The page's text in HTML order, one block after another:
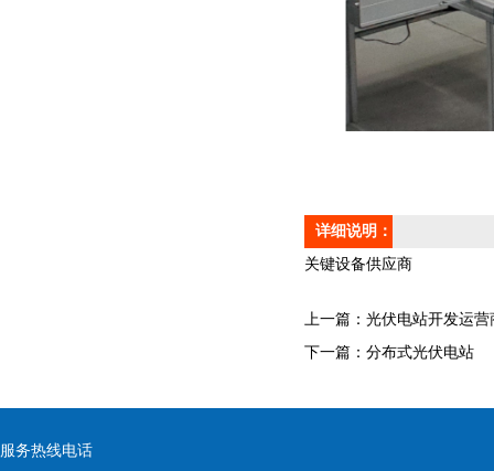
详细说明：
关键设备供应商
上一篇： 光伏电站开发运营
下一篇： 分布式光伏电站
服务热线电话